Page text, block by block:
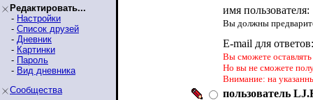
Редактировать...
- Настройки
- Список друзей
- Дневник
- Картинки
- Пароль
- Вид дневника
Сообщества
имя пользователя:
Вы должны
E-mail для
Вы сможете
Но вы не сможете
Внимание: на
пользователь